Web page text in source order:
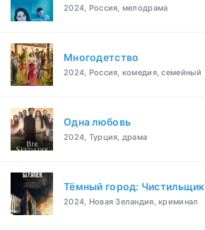
2024, Россия, мелодрама
Многодетство
2024, Россия, комедия, семейный
Одна любовь
2024, Турция, драма
Тёмный город: Чистильщик
2024, Новая Зеландия, криминал